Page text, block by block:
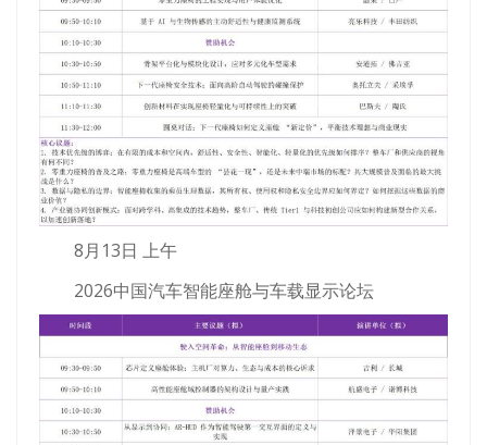
8月13日 上午
2026中国汽车智能座舱与车载显示论坛